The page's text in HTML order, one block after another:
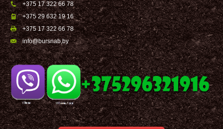
+375 17 322 66 78
+375 29 632 19 16
+375 17 322 66 78
info@bursnab,by